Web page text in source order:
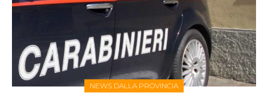
NEWS DALLA PROVINCIA